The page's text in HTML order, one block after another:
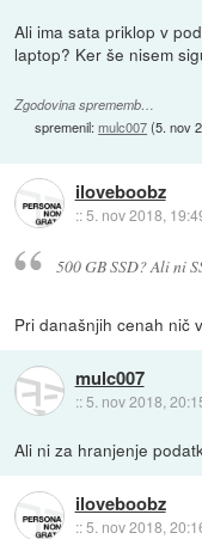
Ali ima sata priklop v
laptop? Ker še nisem
Zgodovina sprememb…
spremenil:mulc007(5. nov
iloveboobz
::5. nov 2018,
500 GB SSD? Ali ni
Pri današnjih cenah nič
mulc007
:: 5. nov 2018,
Ali ni za hranjenje
iloveboobz
::5. nov 2018,